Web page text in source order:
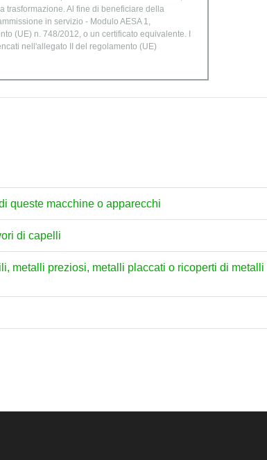
trasformazione. Al fine di beneficiare della
in servizio - Modulo AESA 1,
(UE) n. 748/2012, o un certificato equivalente. I
nell'allegato II del regolamento (UE)
queste macchine o apparecchi
di capelli
metalli preziosi, metalli placcati o ricoperti di metalli